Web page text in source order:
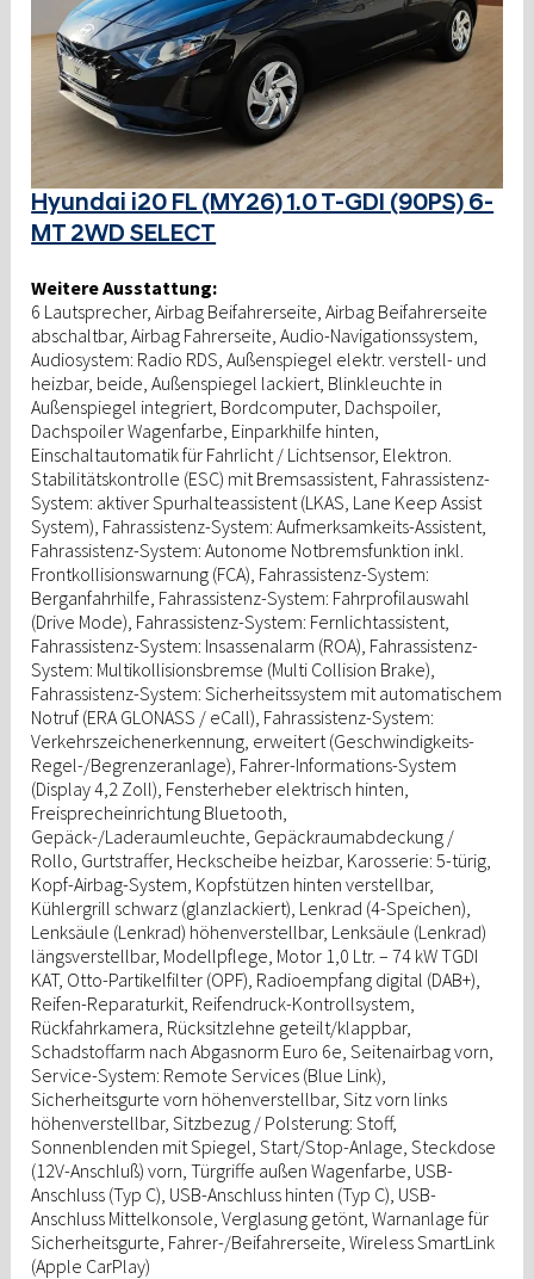
Hyundai i20 FL (MY26) 1.0 T-GDI (90PS) 6-
MT 2WD SELECT
Weitere Ausstattung:
6 Lautsprecher, Airbag Beifahrerseite, Airbag Beifahrerseite
abschaltbar, Airbag Fahrerseite, Audio-Navigationssystem,
Audiosystem: Radio RDS, Außenspiegel elektr. verstell- und
heizbar, beide, Außenspiegel lackiert, Blinkleuchte in
Außenspiegel integriert, Bordcomputer, Dachspoiler,
Dachspoiler Wagenfarbe, Einparkhilfe hinten,
Einschaltautomatik für Fahrlicht / Lichtsensor, Elektron.
Stabilitätskontrolle (ESC) mit Bremsassistent, Fahrassistenz-
System: aktiver Spurhalteassistent (LKAS, Lane Keep Assist
System), Fahrassistenz-System: Aufmerksamkeits-Assistent,
Fahrassistenz-System: Autonome Notbremsfunktion inkl.
Frontkollisionswarnung (FCA), Fahrassistenz-System:
Berganfahrhilfe, Fahrassistenz-System: Fahrprofilauswahl
(Drive Mode), Fahrassistenz-System: Fernlichtassistent,
Fahrassistenz-System: Insassenalarm (ROA), Fahrassistenz-
System: Multikollisionsbremse (Multi Collision Brake),
Fahrassistenz-System: Sicherheitssystem mit automatischem
Notruf (ERA GLONASS / eCall), Fahrassistenz-System:
Verkehrszeichenerkennung, erweitert (Geschwindigkeits-
Regel-/Begrenzeranlage), Fahrer-Informations-System
(Display 4,2 Zoll), Fensterheber elektrisch hinten,
Freisprecheinrichtung Bluetooth,
Gepäck-/Laderaumleuchte, Gepäckraumabdeckung /
Rollo, Gurtstraffer, Heckscheibe heizbar, Karosserie: 5-türig,
Kopf-Airbag-System, Kopfstützen hinten verstellbar,
Kühlergrill schwarz (glanzlackiert), Lenkrad (4-Speichen),
Lenksäule (Lenkrad) höhenverstellbar, Lenksäule (Lenkrad)
längsverstellbar, Modellpflege, Motor 1,0 Ltr. – 74 kW TGDI
KAT, Otto-Partikelfilter (OPF), Radioempfang digital (DAB+),
Reifen-Reparaturkit, Reifendruck-Kontrollsystem,
Rückfahrkamera, Rücksitzlehne geteilt/klappbar,
Schadstoffarm nach Abgasnorm Euro 6e, Seitenairbag vorn,
Service-System: Remote Services (Blue Link),
Sicherheitsgurte vorn höhenverstellbar, Sitz vorn links
höhenverstellbar, Sitzbezug / Polsterung: Stoff,
Sonnenblenden mit Spiegel, Start/Stop-Anlage, Steckdose
(12V-Anschluß) vorn, Türgriffe außen Wagenfarbe, USB-
Anschluss (Typ C), USB-Anschluss hinten (Typ C), USB-
Anschluss Mittelkonsole, Verglasung getönt, Warnanlage für
Sicherheitsgurte, Fahrer-/Beifahrerseite, Wireless SmartLink
(Apple CarPlay)